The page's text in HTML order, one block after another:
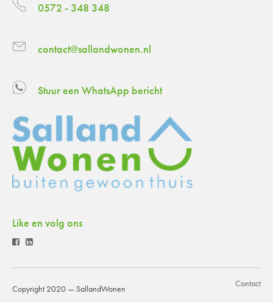
0572 - 348 348
contact@sallandwonen.nl
Stuur een WhatsApp bericht
Like en volg ons
Copyright 2020 — SallandWonen Contact